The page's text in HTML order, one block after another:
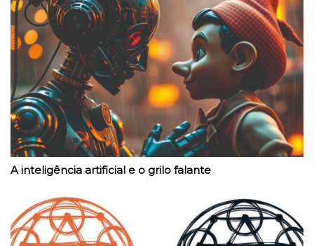
A inteligência artificial e o grilo falante